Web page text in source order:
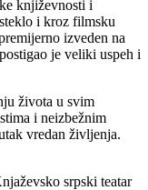
književnosti i
i kroz filmsku
izveden na
je veliki uspeh i
života u svim
i neizbežnim
vredan življenja.
srpski teatar